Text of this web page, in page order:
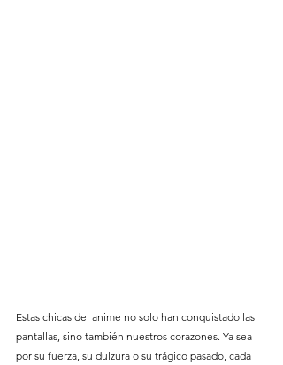
Estas chicas del anime no solo han conquistado las
pantallas, sino también nuestros corazones. Ya sea
por su fuerza, su dulzura o su trágico pasado, cada